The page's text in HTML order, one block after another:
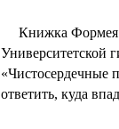
Книжка Формея
Университетской
«Чистосердечные
ответить, куда